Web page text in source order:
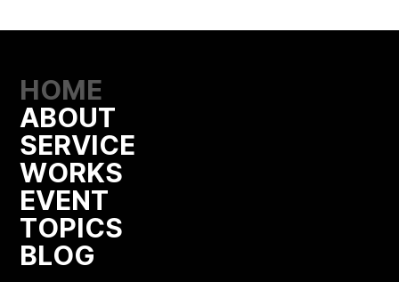
HOME
ABOUT
SERVICE
WORKS
EVENT
TOPICS
BLOG